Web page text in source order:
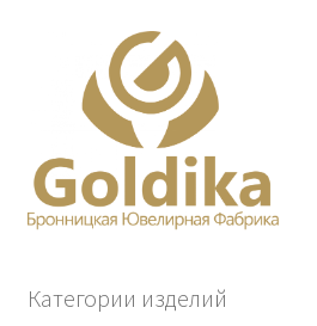
навигации
содержимому
Категории изделий